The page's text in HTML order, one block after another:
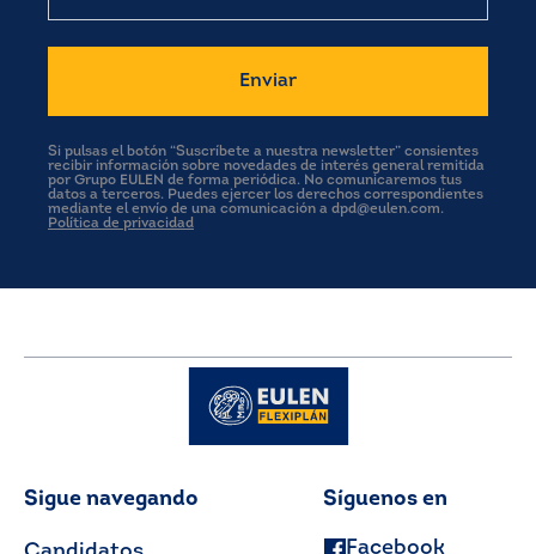
Si pulsas el botón “Suscríbete a nuestra newsletter” consientes
recibir información sobre novedades de interés general remitida
por Grupo EULEN de forma periódica. No comunicaremos tus
datos a terceros. Puedes ejercer los derechos correspondientes
mediante el envío de una comunicación a dpd@eulen.com.
Política de privacidad
Sigue navegando Síguenos en
Facebook